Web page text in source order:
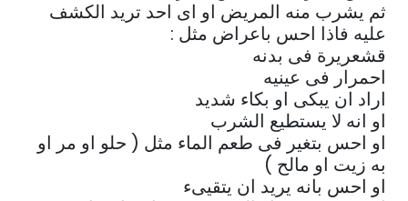
ثم يشرب منه المريض او اى احد تريد الكشف
عليه فاذا احس باعراض مثل :
قشعريرة فى بدنه
احمرار فى عينيه
اراد ان يبكى او بكاء شديد
او انه لا يستطيع الشرب
او احس بتغير فى طعم الماء مثل ( حلو او مر او
به زيت او مالح )
او احس بانه يريد ان يتقيىء